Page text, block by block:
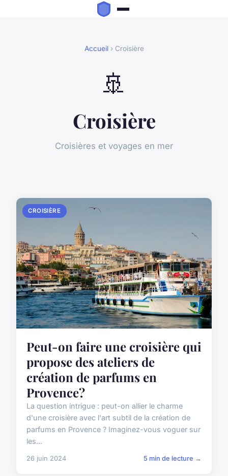
Accueil› Croisière
🚢
Croisière
Croisières et voyages en mer
CROISIÈRE
Peut-on faire une croisière qui
propose des ateliers de
création de parfums en
Provence?
La question intrigue : peut-on allier le charme
d'une croisière avec l'art subtil de la création de
parfums en Provence ? Imaginez-vous voguer sur
les...
26 juin 2024 5 min de lecture →